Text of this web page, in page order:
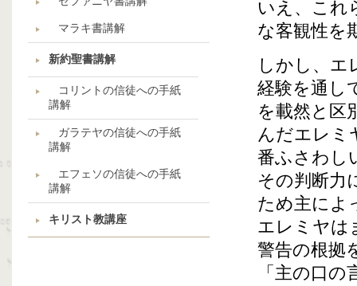
マラキ書講解
新約聖書講解
コリントの信徒への手紙
講解
ガラテヤの信徒への手紙
講解
エフェソの信徒への手紙
講解
キリスト教講座
いえ、これ
な客観性を
しかし、エ
経験を通し
を載然と区
んだエレミ
番ふさわし
その判断力
ため主によ
エレミヤは
警告の根拠
「主の口